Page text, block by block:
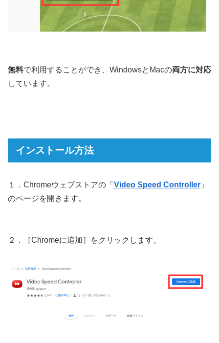
無料で利用することができ、WindowsとMacの両方に対応
しています。
インストール方法
１．Chromeウェブストアの「 Video Speed Controller 」
のページを開きます。
２．［Chromeに追加］をクリックします。